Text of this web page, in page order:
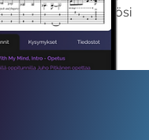
sisältömme käyttöösi